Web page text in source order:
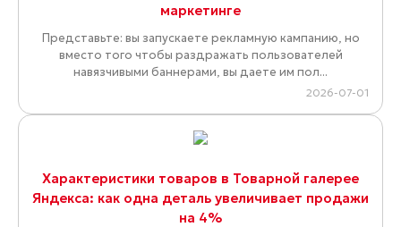
маркетинге
Представьте: вы запускаете рекламную кампанию, но
вместо того чтобы раздражать пользователей
навязчивыми баннерами, вы даете им пол...
2026-07-01
Характеристики товаров в Товарной галерее
Яндекса: как одна деталь увеличивает продажи
на 4%